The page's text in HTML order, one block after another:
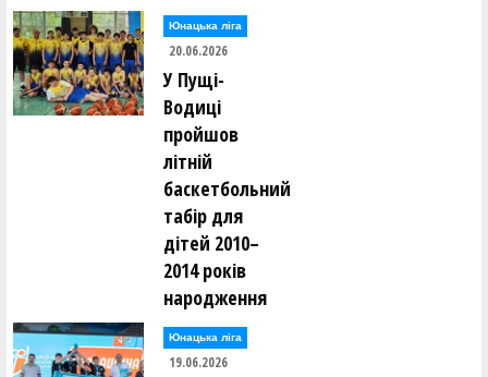
Юнацька ліга
20.06.2026
У Пущі-
Водиці
пройшов
літній
баскетбольний
табір для
дітей 2010–
2014 років
народження
Юнацька ліга
19.06.2026